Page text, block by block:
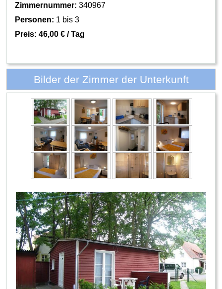
Zimmernummer: 340967
Personen: 1 bis 3
Preis: 46,00 € / Tag
Bilder der Zimmer der Unterkunft